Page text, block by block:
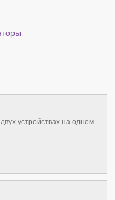
устройствах на одном